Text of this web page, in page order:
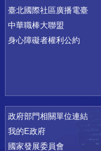
臺北國際社區廣播電臺
中華職棒大聯盟
身心障礙者權利公約
政府部門相關單位連結
我的E政府
國家發展委員會